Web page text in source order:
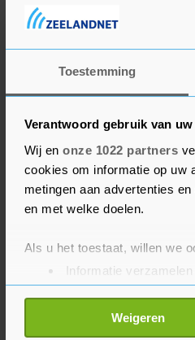
Toestemming
Verantwoord gebruik van uw
Wij en onze 1022 partners
cookies om informatie op uw
metingen aan advertenties
en met welke doelen.
Als u het toestaat, willen we
Informatie
Uw apparaat
Lees meer over hoe uw
toestemming op elk moment
Weigeren
keer kampioen te
Assistent John Kennedy
voorlopig over.